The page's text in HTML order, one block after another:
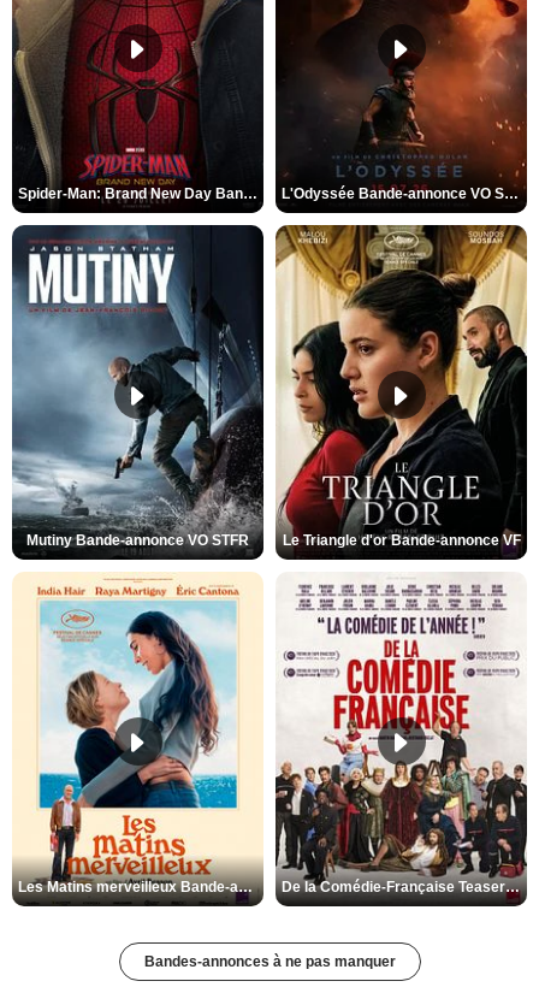
Spider-Man: Brand New Day Bande-annonce VO STFR L'Odyssée Bande-annonce VO STFR
Mutiny Bande-annonce VO STFR Le Triangle d'or Bande-annonce VF
Les Matins merveilleux Bande-annonce VF De la Comédie-Française Teaser VF
Bandes-annonces à ne pas manquer